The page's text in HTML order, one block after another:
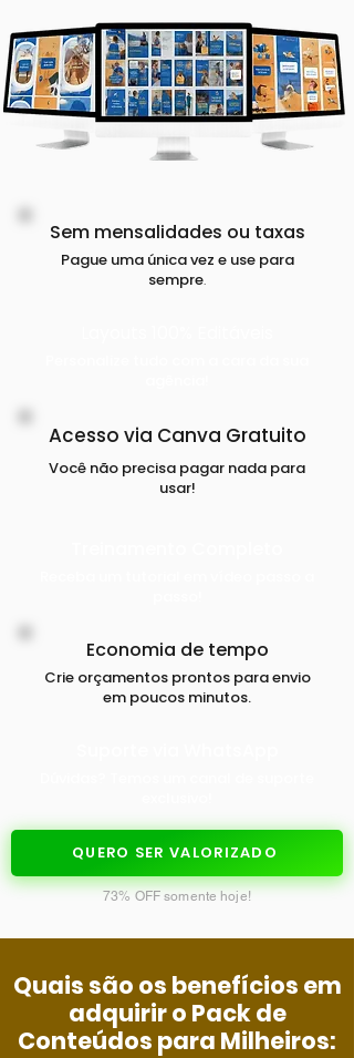
Sem mensalidades ou taxas
Pague uma única vez e use para
sempre.
Acesso via Canva Gratuito
Você não precisa pagar nada para
usar!
Economia de tempo
Crie orçamentos prontos para envio
em poucos minutos.
QUERO SER VALORIZADO
73% OFF somente hoje!
Quais são os benefícios em
adquirir o Pack de
Conteúdos para Milheiros: